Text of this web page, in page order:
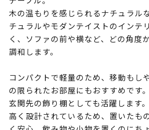
木の温もりを感じられるナチュラル
チュラルやモダンテイストのインテ
く、ソファの前や横など、どの角度
調和します。
コンパクトで軽量のため、移動もし
の限られたお部屋にもおすすめです
玄関先の飾り棚としても活躍します
高く設計されているため、置いたも